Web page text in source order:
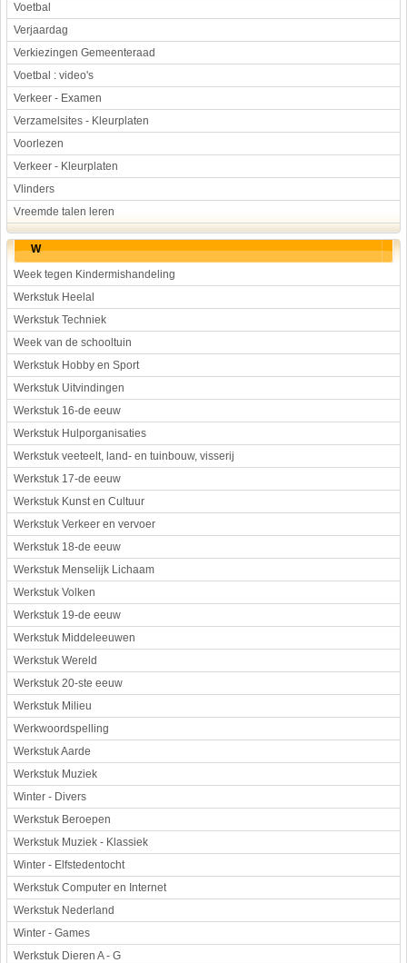
Voetbal
Verjaardag
Verkiezingen Gemeenteraad
Voetbal : video's
Verkeer - Examen
Verzamelsites - Kleurplaten
Voorlezen
Verkeer - Kleurplaten
Vlinders
Vreemde talen leren
W
Week tegen Kindermishandeling
Werkstuk Heelal
Werkstuk Techniek
Week van de schooltuin
Werkstuk Hobby en Sport
Werkstuk Uitvindingen
Werkstuk 16-de eeuw
Werkstuk Hulporganisaties
Werkstuk veeteelt, land- en tuinbouw, visserij
Werkstuk 17-de eeuw
Werkstuk Kunst en Cultuur
Werkstuk Verkeer en vervoer
Werkstuk 18-de eeuw
Werkstuk Menselijk Lichaam
Werkstuk Volken
Werkstuk 19-de eeuw
Werkstuk Middeleeuwen
Werkstuk Wereld
Werkstuk 20-ste eeuw
Werkstuk Milieu
Werkwoordspelling
Werkstuk Aarde
Werkstuk Muziek
Winter - Divers
Werkstuk Beroepen
Werkstuk Muziek - Klassiek
Winter - Elfstedentocht
Werkstuk Computer en Internet
Werkstuk Nederland
Winter - Games
Werkstuk Dieren A - G